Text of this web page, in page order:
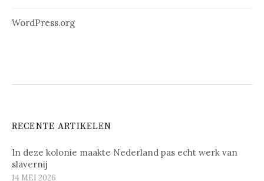
WordPress.org
RECENTE ARTIKELEN
In deze kolonie maakte Nederland pas echt werk van
slavernij
14 MEI 2026